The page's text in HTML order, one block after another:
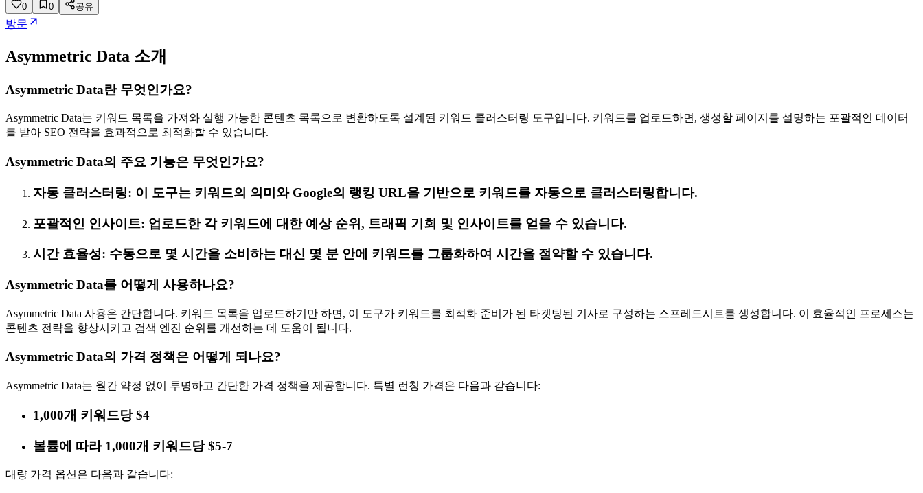
0 0 공유
방문
Asymmetric Data 소개
Asymmetric Data란 무엇인가요?
Asymmetric Data는 키워드 목록을 가져와 실행 가능한 콘텐츠 목록으로 변환하도록 설계된 키워드 클러스터링 도구입니다. 키워드를 업로드하면, 생성할 페이지를 설명하는 포괄적인 데이터
를 받아 SEO 전략을 효과적으로 최적화할 수 있습니다.
Asymmetric Data의 주요 기능은 무엇인가요?
자동 클러스터링: 이 도구는 키워드의 의미와 Google의 랭킹 URL을 기반으로 키워드를 자동으로 클러스터링합니다.
포괄적인 인사이트: 업로드한 각 키워드에 대한 예상 순위, 트래픽 기회 및 인사이트를 얻을 수 있습니다.
시간 효율성: 수동으로 몇 시간을 소비하는 대신 몇 분 안에 키워드를 그룹화하여 시간을 절약할 수 있습니다.
Asymmetric Data를 어떻게 사용하나요?
Asymmetric Data 사용은 간단합니다. 키워드 목록을 업로드하기만 하면, 이 도구가 키워드를 최적화 준비가 된 타겟팅된 기사로 구성하는 스프레드시트를 생성합니다. 이 효율적인 프로세스는
콘텐츠 전략을 향상시키고 검색 엔진 순위를 개선하는 데 도움이 됩니다.
Asymmetric Data의 가격 정책은 어떻게 되나요?
Asymmetric Data는 월간 약정 없이 투명하고 간단한 가격 정책을 제공합니다. 특별 런칭 가격은 다음과 같습니다:
1,000개 키워드당 $4
볼륨에 따라 1,000개 키워드당 $5-7
대량 가격 옵션은 다음과 같습니다: